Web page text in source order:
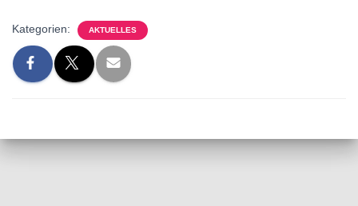
Kategorien: AKTUELLES